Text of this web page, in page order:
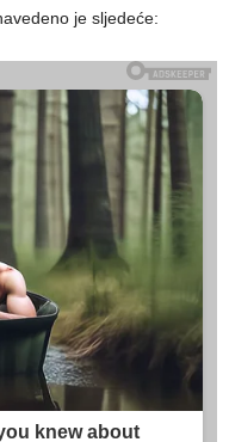
je sljedeće: